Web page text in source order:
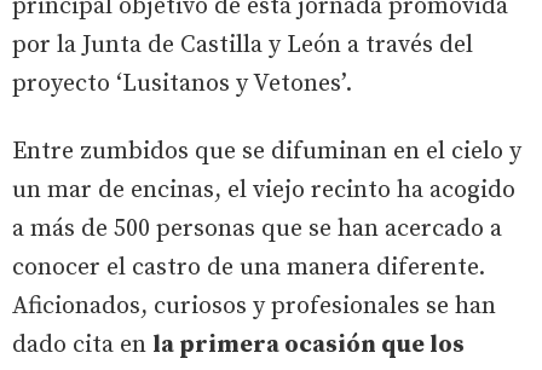
principal objetivo de esta jornada promovida
por la Junta de Castilla y León a través del
proyecto ‘Lusitanos y Vetones’.
Entre zumbidos que se difuminan en el cielo y
un mar de encinas, el viejo recinto ha acogido
a más de 500 personas que se han acercado a
conocer el castro de una manera diferente.
Aficionados, curiosos y profesionales se han
dado cita en la primera ocasión que los